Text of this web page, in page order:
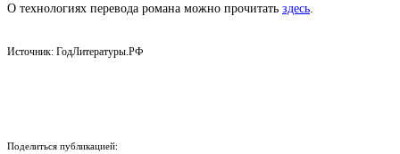
О технологиях перевода романа можно прочитать здесь
Источник: ГодЛитературы.РФ
Поделиться публикацией: